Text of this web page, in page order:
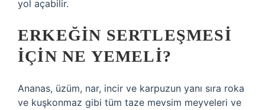
yol açabilir.
ERKEĞIN SERTLEŞMESI
IÇIN NE YEMELI?
Ananas, üzüm, nar, incir ve karpuzun yanı sıra roka
ve kuşkonmaz gibi tüm taze mevsim meyveleri ve